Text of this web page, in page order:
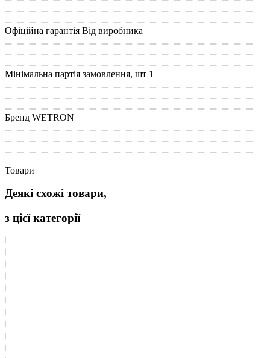
Офіційна гарантія Від виробника
Мінімальна партія замовлення, шт 1
Бренд WETRON
Товари
Деякі схожі товари,
з цієї категорії